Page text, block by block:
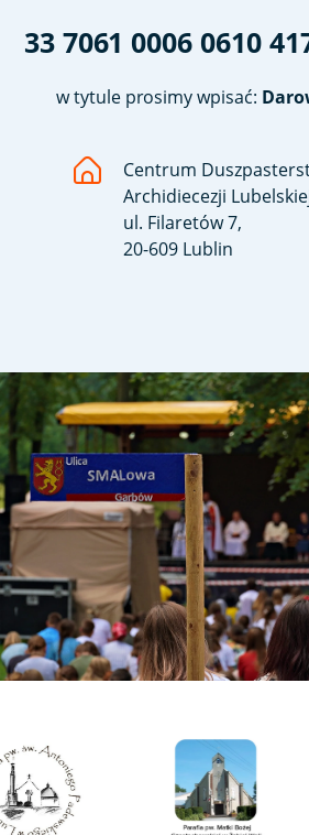
33 7061 0006 0610
w tytule prosimy wpisać:
Centrum
Archidiecezji
ul. Filaretów 7,
20-609 Lublin